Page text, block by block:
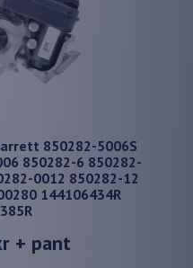
850282-5006S
850282-6 850282-
0012 850282-12
144106434R
+ pant